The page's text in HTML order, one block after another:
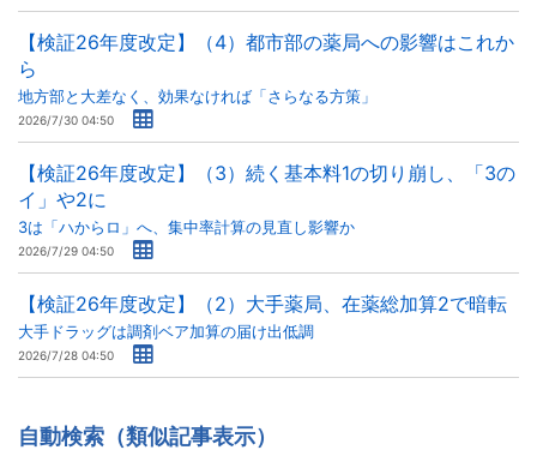
【検証26年度改定】（4）都市部の薬局への影響はこれか
ら
地方部と大差なく、効果なければ「さらなる方策」
2026/7/30 04:50
【検証26年度改定】（3）続く基本料1の切り崩し、「3の
イ」や2に
3は「ハからロ」へ、集中率計算の見直し影響か
2026/7/29 04:50
【検証26年度改定】（2）大手薬局、在薬総加算2で暗転
大手ドラッグは調剤ベア加算の届け出低調
2026/7/28 04:50
自動検索（類似記事表示）